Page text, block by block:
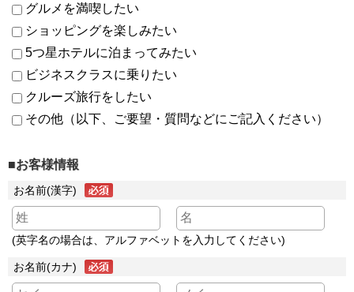
グルメを満喫したい
ショッピングを楽しみたい
5つ星ホテルに泊まってみたい
ビジネスクラスに乗りたい
クルーズ旅行をしたい
その他（以下、ご要望・質問などにご記入ください）
■お客様情報
お名前(漢字)
(英字名の場合は、アルファベットを入力してください)
お名前(カナ)